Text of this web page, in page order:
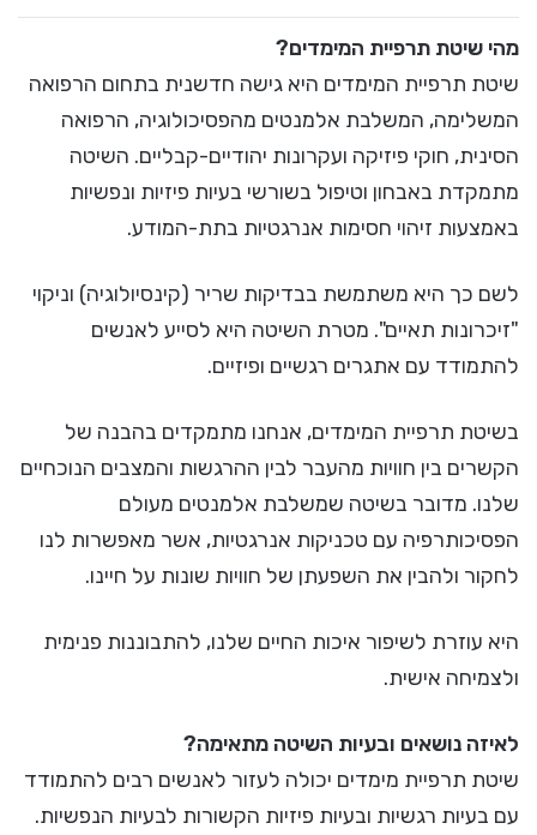
מהי שיטת תרפיית המימדים?
שיטת תרפיית המימדים היא גישה חדשנית בתחום הרפואה
המשלימה, המשלבת אלמנטים מהפסיכולוגיה, הרפואה
הסינית, חוקי פיזיקה ועקרונות יהודיים-קבליים. השיטה
מתמקדת באבחון וטיפול בשורשי בעיות פיזיות ונפשיות
באמצעות זיהוי חסימות אנרגטיות בתת-המודע.
לשם כך היא משתמשת בבדיקות שריר (קינסיולוגיה) וניקוי
"זיכרונות תאיים". מטרת השיטה היא לסייע לאנשים
להתמודד עם אתגרים רגשיים ופיזיים.
בשיטת תרפיית המימדים, אנחנו מתמקדים בהבנה של
הקשרים בין חוויות מהעבר לבין ההרגשות והמצבים הנוכחיים
שלנו. מדובר בשיטה שמשלבת אלמנטים מעולם
הפסיכותרפיה עם טכניקות אנרגטיות, אשר מאפשרות לנו
לחקור ולהבין את השפעתן של חוויות שונות על חיינו.
היא עוזרת לשיפור איכות החיים שלנו, להתבוננות פנימית
ולצמיחה אישית.
לאיזה נושאים ובעיות השיטה מתאימה?
שיטת תרפיית מימדים יכולה לעזור לאנשים רבים להתמודד
עם בעיות רגשיות ובעיות פיזיות הקשורות לבעיות הנפשיות.